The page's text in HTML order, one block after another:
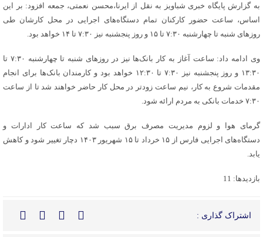
به گزارش پایگاه خبری شباویز به نقل از ایرنا،محسن نعمتی، جمعه افزود: بر این
اساس، ساعت حضور کارکنان تمام دستگاه‌های اجرایی در محل کارشان طی
روزهای شنبه تا چهارشنبه ۷:۳۰ تا ۱۵ و روز پنجشنبه نیز ۷:۳۰ تا ۱۴ خواهد بود.
وی ادامه داد: ساعت آغاز به کار بانک‌ها نیز در روزهای شنبه تا چهارشنبه ۷:۳۰ تا
۱۳:۳۰ و روز پنجشنبه نیز ۷:۳۰ تا ۱۲:۳۰ خواهد بود و کارمندان بانک‌ها برای انجام
مقدمات شروع به کار، نیم ساعت زودتر در محل کار حاضر خواهند شد تا از ساعت
۷:۳۰ خدمات بانکی به مردم ارائه شود.
گرمای هوا و لزوم مدیریت مصرف برق سبب شد که ساعت کار ادارات و
دستگاه‌های اجرایی فارس از ۱۵ خرداد تا ۱۵ شهریور ۱۴۰۳ دچار تغییر شود و کاهش
یابد.
بازدیدها: 11
اشتراک گذاری :